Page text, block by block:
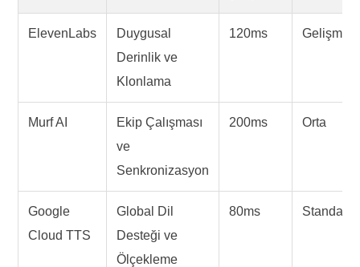
ElevenLabs
Duygusal
Derinlik ve
Klonlama
120ms Gelişmiş
Murf AI
Ekip Çalışması
ve
Senkronizasyon
200ms Orta
Google
Cloud TTS
Global Dil
Desteği ve
Ölçekleme
80ms Standart